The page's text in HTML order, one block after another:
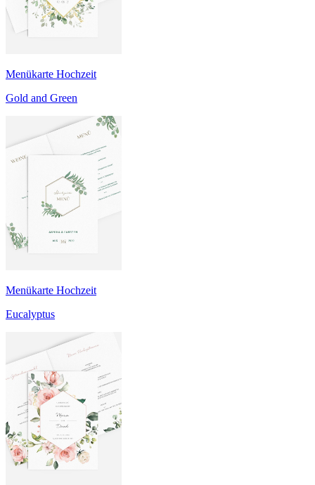
Menükarte Hochzeit
Gold and Green
Menükarte Hochzeit
Eucalyptus